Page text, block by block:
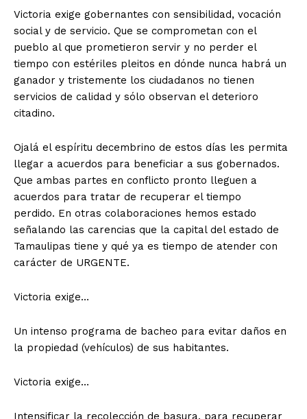
Victoria exige gobernantes con sensibilidad, vocación
social y de servicio. Que se comprometan con el
pueblo al que prometieron servir y no perder el
tiempo con estériles pleitos en dónde nunca habrá un
ganador y tristemente los ciudadanos no tienen
servicios de calidad y sólo observan el deterioro
citadino.
Ojalá el espíritu decembrino de estos días les permita
llegar a acuerdos para beneficiar a sus gobernados.
Que ambas partes en conflicto pronto lleguen a
acuerdos para tratar de recuperar el tiempo
perdido. En otras colaboraciones hemos estado
señalando las carencias que la capital del estado de
Tamaulipas tiene y qué ya es tiempo de atender con
carácter de URGENTE.
Victoria exige…
Un intenso programa de bacheo para evitar daños en
la propiedad (vehículos) de sus habitantes.
Victoria exige…
Intensificar la recolección de basura, para recuperar